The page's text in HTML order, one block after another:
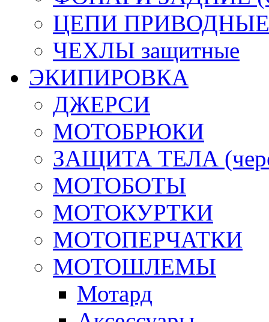
ЦЕПИ ПРИВОДНЫЕ
ЧЕХЛЫ защитные
ЭКИПИРОВКА
ДЖЕРСИ
МОТОБРЮКИ
ЗАЩИТА ТЕЛА
МОТОБОТЫ
МОТОКУРТКИ
МОТОПЕРЧАТКИ
МОТОШЛЕМЫ
Мотард